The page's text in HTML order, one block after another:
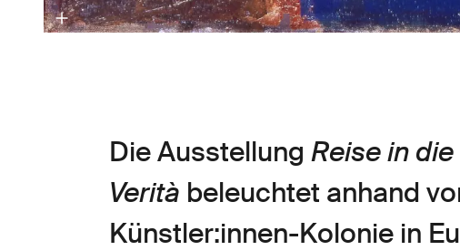
Die Ausstellung Reise in
Verità beleuchtet anhand
Künstler:innen-Kolonie in